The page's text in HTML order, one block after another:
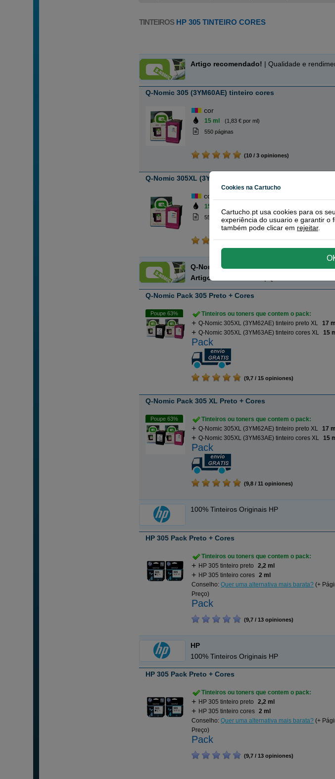
TINTEIROS HP 305 TINTEIRO CORES
Artigo recomendado! | Qualidade e
Q-Nomic 305 (3YM60AE) tinteiro cores
cor
15 ml
(1,83 € por ml)
550 páginas
(10 / 3 opiniones)
Q-Nomic 305XL (3YM63AE) tinteiro cores XL
cor
15 ml
550 páginas
(10 / 2 opiniones)
Q-Nomic
Artigo recomendado!
Q-Nomic Pack 305 Preto + Cores
Poupe 63%
Tinteiros ou toners que contem o pack:
Q-Nomic 305XL (3YM62AE) tinteiro preto XL 17 ml
Q-Nomic 305XL (3YM63AE) tinteiro cores XL 15
Pack
(9,7 / 15 opiniones)
Q-Nomic Pack 305 XL Preto + Cores
Poupe 63%
Tinteiros ou toners que contem o pack:
Q-Nomic 305XL (3YM62AE) tinteiro preto XL 17 ml
Q-Nomic 305XL (3YM63AE) tinteiro cores XL 15
Pack
(9,8 / 11 opiniones)
100% Tinteiros Originais HP
HP 305 Pack Preto + Cores
Tinteiros ou toners que contem o pack:
HP 305 tinteiro preto
2,2 ml
HP 305 tinteiro cores 2 ml
Conselho:Quer uma alternativa mais barata? (+
Preço)
Pack
(9,7 / 13 opiniones)
HP
100% Tinteiros Originais HP
HP 305 Pack Preto + Cores
Tinteiros ou toners que contem o pack:
HP 305 tinteiro preto
2,2 ml
HP 305 tinteiro cores 2 ml
Conselho:Quer uma alternativa mais barata? (+
Preço)
Pack
(9,7 / 13 opiniones)
Cookies na Cartucho
Cartucho.pt usa cookies para os
experiência do usuario e garantir o
também pode clicar em rejeitar.